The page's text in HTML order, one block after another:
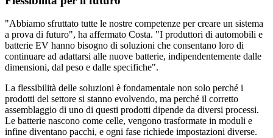
"Abbiamo sfruttato tutte le nostre competenze per creare un sistema
a prova di futuro", ha affermato Costa. "I produttori di automobili e
batterie EV hanno bisogno di soluzioni che consentano loro di
continuare ad adattarsi alle nuove batterie, indipendentemente dalle
dimensioni, dal peso e dalle specifiche".
La flessibilità delle soluzioni è fondamentale non solo perché i
prodotti del settore si stanno evolvendo, ma perché il corretto
assemblaggio di uno di questi prodotti dipende da diversi processi.
Le batterie nascono come celle, vengono trasformate in moduli e
infine diventano pacchi, e ogni fase richiede impostazioni diverse.